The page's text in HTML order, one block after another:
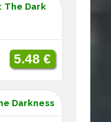
The Dark
5.48 €
Darkness